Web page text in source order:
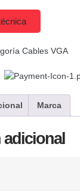
Cables VGA
Marca